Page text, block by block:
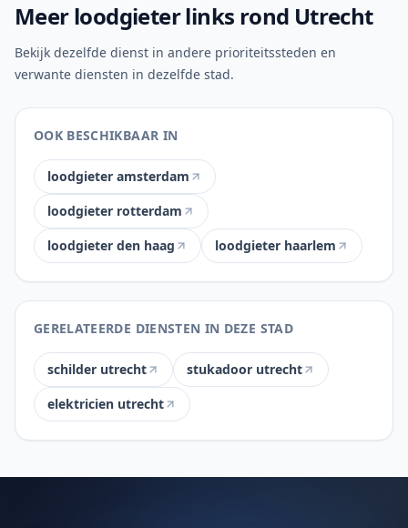
Meer loodgieter links rond Utrecht
Bekijk dezelfde dienst in andere prioriteitssteden en
verwante diensten in dezelfde stad.
OOK BESCHIKBAAR IN
loodgieter amsterdam
loodgieter rotterdam
loodgieter den haag
loodgieter haarlem
GERELATEERDE DIENSTEN IN DEZE STAD
schilder utrecht
stukadoor utrecht
elektricien utrecht